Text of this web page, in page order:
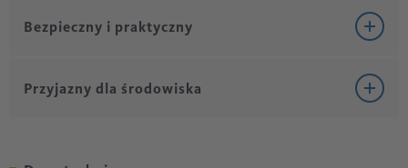
Bezpieczny i praktyczny
Bezpieczny i praktyczny
Przyjazny dla środowiska